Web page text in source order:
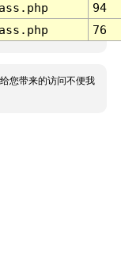
94
76
您带来的访问不便我